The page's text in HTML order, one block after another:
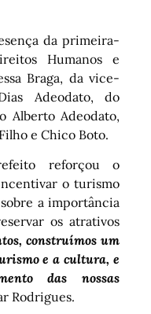
da primeira-
Humanos e
Braga, da vice-
Adeodato, do
Alberto Adeodato,
e Chico Boto.
reforçou o
o turismo
a importância
os atrativos
construímos um
e a cultura, e
das nossas
Rodrigues.